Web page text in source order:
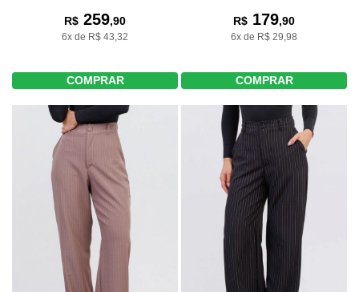
R$ 259,90
6x de R$ 43,32
COMPRAR
R$ 179,90
6x de R$ 29,98
COMPRAR